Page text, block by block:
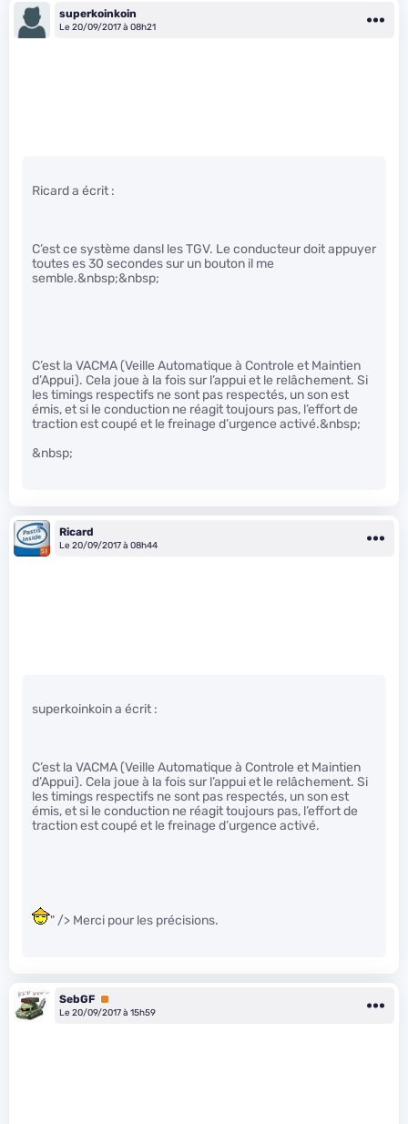
superkoinkoin
Le 20/09/2017 à 08h21
Ricard a écrit :
C’est ce système dansl les TGV. Le conducteur doit appuyer
toutes es 30 secondes sur un bouton il me
semble.&nbsp;&nbsp;
C’est la VACMA (Veille Automatique à Controle et Maintien
d’Appui). Cela joue à la fois sur l’appui et le relâchement. Si
les timings respectifs ne sont pas respectés, un son est
émis, et si le conduction ne réagit toujours pas, l’effort de
traction est coupé et le freinage d’urgence activé.&nbsp;
&nbsp;
Ricard
Le 20/09/2017 à 08h44
superkoinkoin a écrit :
C’est la VACMA (Veille Automatique à Controle et Maintien
d’Appui). Cela joue à la fois sur l’appui et le relâchement. Si
les timings respectifs ne sont pas respectés, un son est
émis, et si le conduction ne réagit toujours pas, l’effort de
traction est coupé et le freinage d’urgence activé.
" /> Merci pour les précisions.
SebGF Premium
Le 20/09/2017 à 15h59